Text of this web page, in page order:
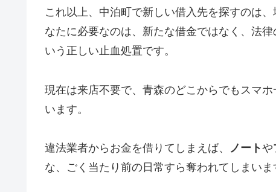
これ以上、中泊町で新しい借入先を探すのは
なたに必要なのは、新たな借金ではなく、法
いう正しい止血処置です。
現在は来店不要で、青森のどこからでもスマ
います。
違法業者からお金を借りてしまえば、 ノートや
な、ごく当たり前の日常すら奪われてしまいま